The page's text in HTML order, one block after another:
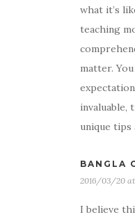
what it’s
teaching
matter.
invaluable,
unique
BANGLA
2016/03/20 at
I believe